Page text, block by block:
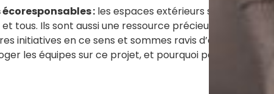
: les espaces extérieurs sont des
tous. Ils sont aussi une ressource précieuse pour notre
initiatives en ce sens et sommes ravis d’avoir déjà
les équipes sur ce projet, et pourquoi pas, à en faire